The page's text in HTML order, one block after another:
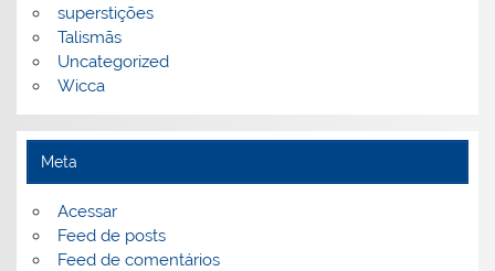
superstições
Talismãs
Uncategorized
Wicca
Meta
Acessar
Feed de posts
Feed de comentários